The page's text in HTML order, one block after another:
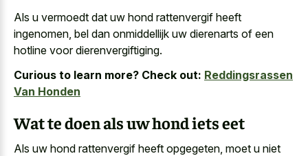
Als u vermoedt dat uw hond rattenvergif heeft
ingenomen, bel dan onmiddellijk uw dierenarts of een
hotline voor dierenvergiftiging.
Curious to learn more? Check out: Reddingsrassen
Van Honden
Wat te doen als uw hond iets eet
Als uw hond rattenvergif heeft opgegeten, moet u niet